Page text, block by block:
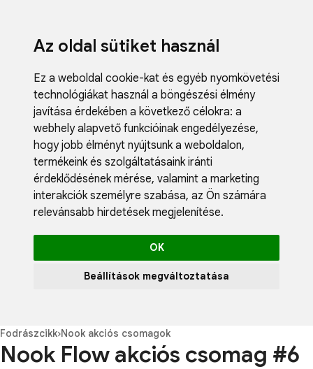
Az oldal sütiket használ
Ez a weboldal cookie-kat és egyéb nyomkövetési
technológiákat használ a böngészési élmény
javítása érdekében a következő célokra: a
webhely alapvető funkcióinak engedélyezése,
hogy jobb élményt nyújtsunk a weboldalon,
termékeink és szolgáltatásaink iránti
érdeklődésének mérése, valamint a marketing
interakciók személyre szabása, az Ön számára
relevánsabb hirdetések megjelenítése.
OK
Beállítások megváltoztatása
Fodrászcikk›Nook akciós csomagok
Nook Flow akciós csomag #6